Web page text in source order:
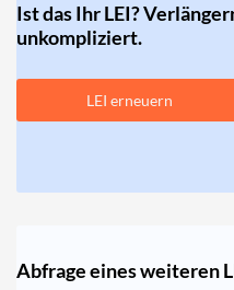
Ist das Ihr LEI?
unkompliziert.
LEI erneuern
Abfrage eines weiteren